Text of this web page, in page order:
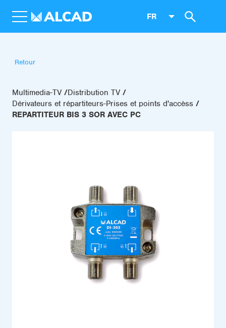
FR
Retour
Multimedia-TV
Distribution TV
Dérivateurs et répartiteurs-Prises et points d'accèss
REPARTITEUR BIS 3 SOR AVEC PC